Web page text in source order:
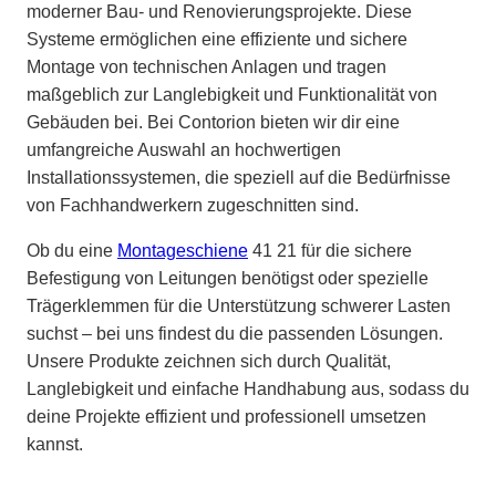
moderner Bau- und Renovierungsprojekte. Diese
Systeme ermöglichen eine effiziente und sichere
Montage von technischen Anlagen und tragen
maßgeblich zur Langlebigkeit und Funktionalität von
Gebäuden bei. Bei Contorion bieten wir dir eine
umfangreiche Auswahl an hochwertigen
Installationssystemen, die speziell auf die Bedürfnisse
von Fachhandwerkern zugeschnitten sind.
Ob du eine Montageschiene 41 21 für die sichere
Befestigung von Leitungen benötigst oder spezielle
Trägerklemmen für die Unterstützung schwerer Lasten
suchst – bei uns findest du die passenden Lösungen.
Unsere Produkte zeichnen sich durch Qualität,
Langlebigkeit und einfache Handhabung aus, sodass du
deine Projekte effizient und professionell umsetzen
kannst.